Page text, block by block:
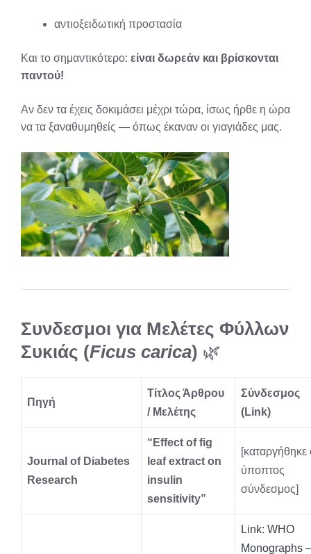
αντιοξειδωτική προστασία
Και το σημαντικότερο: είναι δωρεάν και βρίσκονται
παντού!
Αν δεν τα έχεις δοκιμάσει μέχρι τώρα, ίσως ήρθε η ώρα
να τα ξαναθυμηθείς — όπως έκαναν οι γιαγιάδες μας.
Συνδεσμοι για Μελέτες Φύλλων
Συκιάς (Ficus carica) 🌿
Πηγή
Τίτλος Άρθρου
/ Μελέτης
Σύνδεσμος
(Link)
Journal of Diabetes
Research
“Effect of fig
leaf extract on
insulin
sensitivity”
[καταργήθηκε
ύποπτος
σύνδεσμος]
Link: WHO
Monographs –